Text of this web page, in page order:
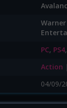
PC, PS4,
Action
04/09/